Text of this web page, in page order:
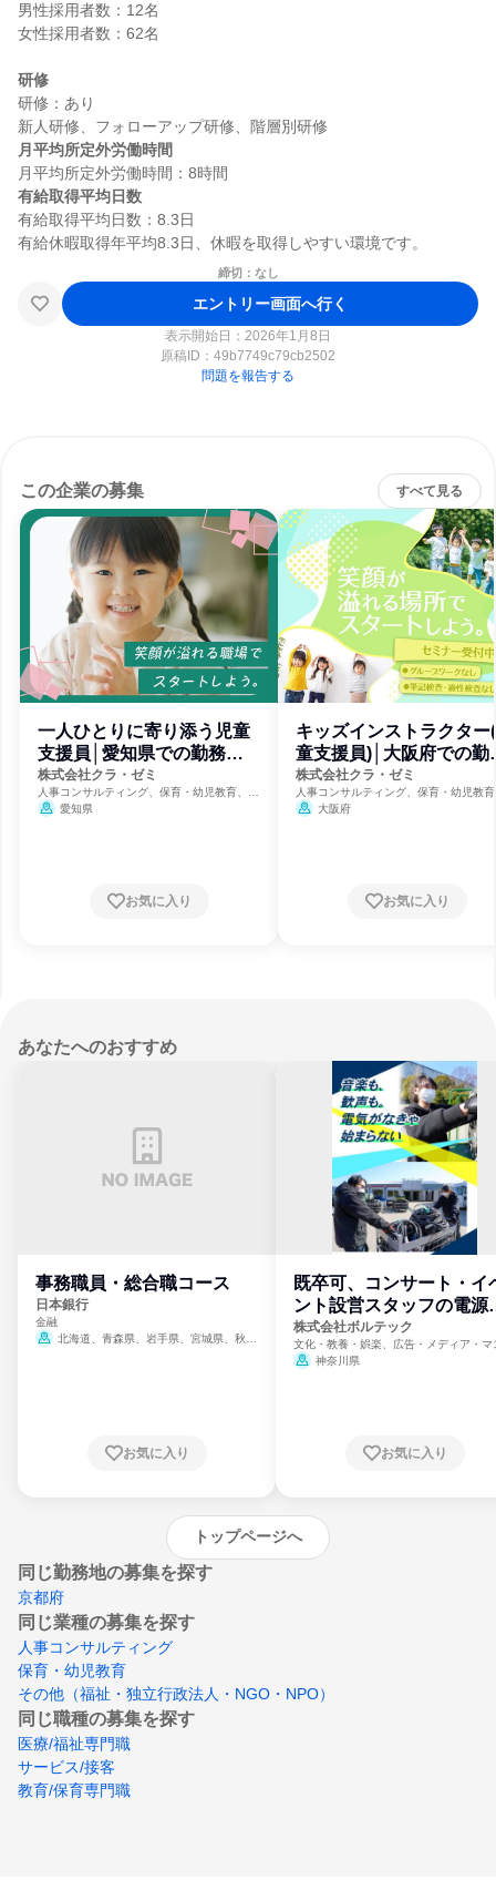
男性採用者数：12名
女性採用者数：62名
研修
研修：あり
月平均所定外労働時間
有給取得平均日数
有給取得平均日数：8.3日
締切：なし
エントリー画面へ行く
表示開始日：2026年1月8日
原稿ID： 49b7749c79cb2502
問題を報告する
この企業の募集 すべて見る
一人ひとりに寄り添う児童
支援員│愛知県での勤務確
約
株式会社クラ・ゼミ
人事コンサルティング、保育・幼児教育、福
祉・独立行政法人・NGO・NPO
愛知県
お気に入り
キッズインストラクター
童支援員)│大阪府での勤
確約
株式会社クラ・ゼミ
人事コンサルティング、保育・幼児教
祉・独立行政法人・NGO・NPO
大阪府
お気に入り
あなたへのおすすめ
事務職員・総合職コース
日本銀行
金融
北海道、青森県、岩手県、宮城県、秋田
崎県、熊本県、大分県、宮崎県、鹿児島県、
お気に入り
既卒可、コンサート・イ
ント設営スタッフの電源
門
株式会社ボルテック
文化・教養・娯楽、広告・メディア・マ
ミ、電力・ガス・水道・エネルギー
神奈川県
お気に入り
トップページへ
同じ勤務地の募集を探す
京都府
同じ業種の募集を探す
人事コンサルティング
保育・幼児教育
その他（福祉・独立行政法人・NGO・NPO）
同じ職種の募集を探す
医療/福祉専門職
サービス/接客
教育/保育専門職